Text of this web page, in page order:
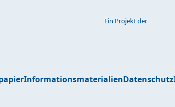
Ein Projekt der
InformationsmaterialienDatenschutz